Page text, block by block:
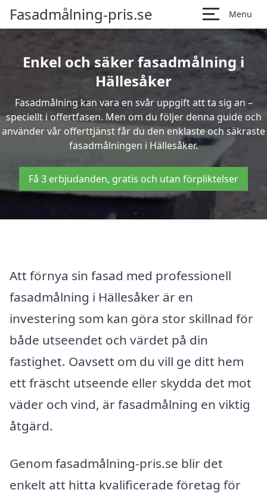
Fasadmålning-pris.se Menu
Enkel och säker fasadmålning i
Hällesåker
Fasadmålning kan vara en svår uppgift att ta sig an –
speciellt i offertfasen. Men om du följer denna guide och
använder vår offerttjänst får du den enklaste och säkraste
fasadmålningen i Hällesåker.
Få 3 erbjudanden, gratis och utan förpliktelser
Att förnya sin fasad med professionell
fasadmålning i Hällesåker är en
investering som kan göra stor skillnad för
både utseendet och värdet på din
fastighet. Oavsett om du vill ge ditt hem
ett fräscht utseende eller skydda det mot
väder och vind, är fasadmålning en viktig
åtgärd.
Genom fasadmålning-pris.se blir det
enkelt att hitta kvalificerade företag för